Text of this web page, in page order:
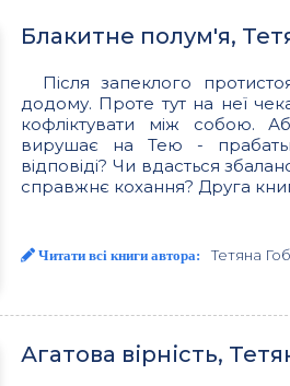
Блакитне полум'я,
Після запеклого
додому. Проте тут на неї
кофліктувати між собою.
вирушає на Тею -
відповіді? Чи вдасться
справжнє кохання? Друга
Читати всі книги автора: Тетяна
Агатова вірність,